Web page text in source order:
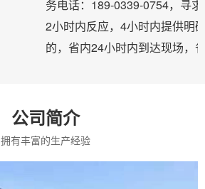
务电话：189-0339-0754，寻
2小时内反应，4小时内提供明
的，省内24小时内到达现场，
公司简介
拥有丰富的生产经验